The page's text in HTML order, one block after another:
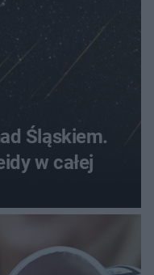
Śląskiem.
w całej